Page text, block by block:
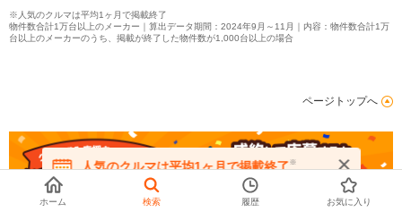
※人気のクルマは平均1ヶ月で掲載終了
物件数合計1万台以上のメーカー｜算出データ期間：2024年9月～11月｜内容：物件数合計1万
台以上のメーカーのうち、掲載が終了した物件数が1,000台以上の場合
ページトップへ
人気のクルマは平均1ヶ月で掲載終了※
在庫が無くなる前にお問い合わせください
ホーム 検索 履歴 お気に入り